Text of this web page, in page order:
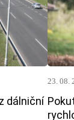
dálniční
23. 08.